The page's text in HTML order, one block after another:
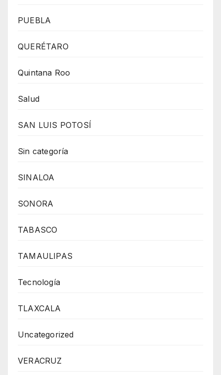
PUEBLA
QUERÉTARO
Quintana Roo
Salud
SAN LUIS POTOSÍ
Sin categoría
SINALOA
SONORA
TABASCO
TAMAULIPAS
Tecnología
TLAXCALA
Uncategorized
VERACRUZ